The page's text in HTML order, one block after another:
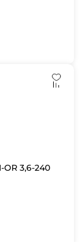
3,6-240